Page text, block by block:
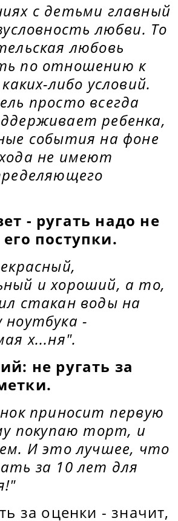
с детьми главный
любви. То
любовь
по отношению к
либо условий.
просто всегда
ребенка,
события на фоне
не имеют
- ругать надо не
поступки.
и хороший, а то,
стакан воды на
ноутбука -
х...ня".
не ругать за
приносит первую
покупаю торт, и
И это лучшее, что
за 10 лет для
за оценки - значит,